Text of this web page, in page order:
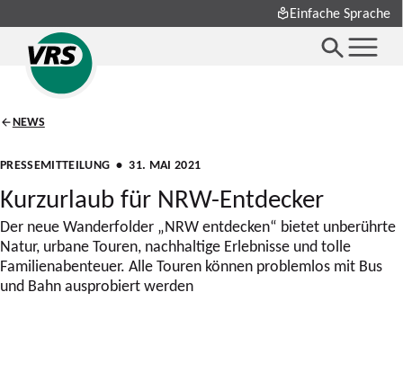
Einfache Sprache
NEWS
PRESSEMITTEILUNG • 31. MAI 2021
Kurzurlaub für NRW-Entdecker
Der neue Wanderfolder „NRW entdecken“ bietet unberührte
Natur, urbane Touren, nachhaltige Erlebnisse und tolle
Familienabenteuer. Alle Touren können problemlos mit Bus
und Bahn ausprobiert werden